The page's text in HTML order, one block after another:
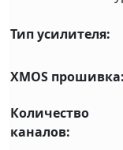
Тип усилителя:
XMOS прошивка:
Количество
каналов: